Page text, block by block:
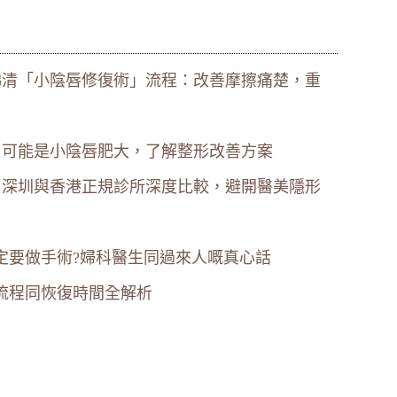
「小陰唇修復術」流程：改善摩擦痛楚，重
能是小陰唇肥大，了解整形改善方案
圳與香港正規診所深度比較，避開醫美隱形
要做手術?婦科醫生同過來人嘅真心話
程同恢復時間全解析